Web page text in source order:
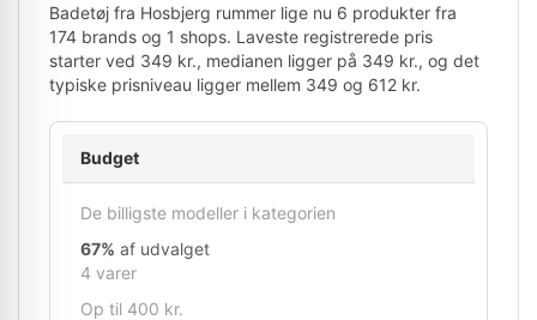
Badetøj fra Hosbjerg rummer lige nu 6 produkter fra
174 brands og 1 shops. Laveste registrerede pris
starter ved 349 kr., medianen ligger på 349 kr., og det
typiske prisniveau ligger mellem 349 og 612 kr.
Budget
De billigste modeller i kategorien
67% af udvalget
4 varer
Op til 400 kr.